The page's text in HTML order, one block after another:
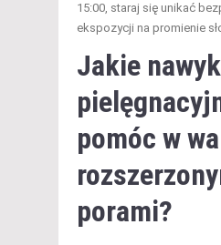
15:00, staraj się unikać
ekspozycji na promienie
Jakie
pomóc w
porami?